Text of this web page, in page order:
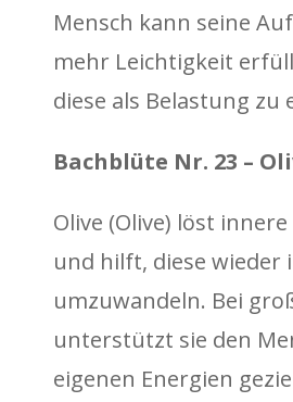
Mensch kann seine
mehr Leichtigkeit
diese als Belastung zu
Bachblüte Nr. 23 –
Olive (Olive) löst
und hilft, diese wieder
umzuwandeln. Bei
unterstützt sie den
eigenen Energien